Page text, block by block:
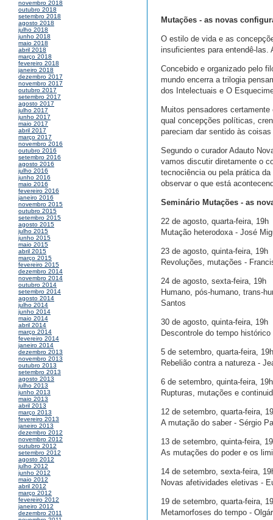
novembro 2018
outubro 2018
setembro 2018
agosto 2018
julho 2018
junho 2018
maio 2018
abril 2018
março 2018
fevereiro 2018
janeiro 2018
dezembro 2017
novembro 2017
outubro 2017
setembro 2017
agosto 2017
julho 2017
junho 2017
maio 2017
abril 2017
março 2017
novembro 2016
outubro 2016
setembro 2016
agosto 2016
julho 2016
junho 2016
maio 2016
fevereiro 2016
janeiro 2016
novembro 2015
outubro 2015
setembro 2015
agosto 2015
julho 2015
junho 2015
maio 2015
abril 2015
março 2015
fevereiro 2015
dezembro 2014
novembro 2014
outubro 2014
setembro 2014
agosto 2014
julho 2014
junho 2014
maio 2014
abril 2014
março 2014
fevereiro 2014
janeiro 2014
dezembro 2013
novembro 2013
outubro 2013
setembro 2013
agosto 2013
julho 2013
junho 2013
maio 2013
abril 2013
março 2013
fevereiro 2013
janeiro 2013
dezembro 2012
novembro 2012
outubro 2012
setembro 2012
agosto 2012
julho 2012
junho 2012
maio 2012
abril 2012
março 2012
fevereiro 2012
janeiro 2012
dezembro 2011
Mutações - as novas
O estilo de vida e as
insuficientes para entendê-las.
Concebido e organizado pelo
mundo encerra a trilogia
dos Intelectuais e O
Muitos pensadores
qual concepções políticas,
pareciam dar sentido às coisas
Segundo o curador Adauto
vamos discutir diretamente o
tecnociência ou pela prática
observar o que está
Seminário Mutações - as
22 de agosto, quarta-feira, 19h
Mutação heterodoxa - José
23 de agosto, quinta-feira, 19h
Revoluções, mutações -
24 de agosto, sexta-feira, 19h
Humano, pós-humano, trans-
Santos
30 de agosto, quinta-feira, 19h
Descontrole do tempo
5 de setembro, quarta-feira, 19h
Rebelião contra a natureza -
6 de setembro, quinta-feira, 19h
Rupturas, mutações e
12 de setembro, quarta-feira,
A mutação do saber - Sérgio
13 de setembro, quinta-feira,
As mutações do poder e os
14 de setembro, sexta-feira,
Novas afetividades eletivas -
19 de setembro, quarta-feira,
Metamorfoses do tempo -